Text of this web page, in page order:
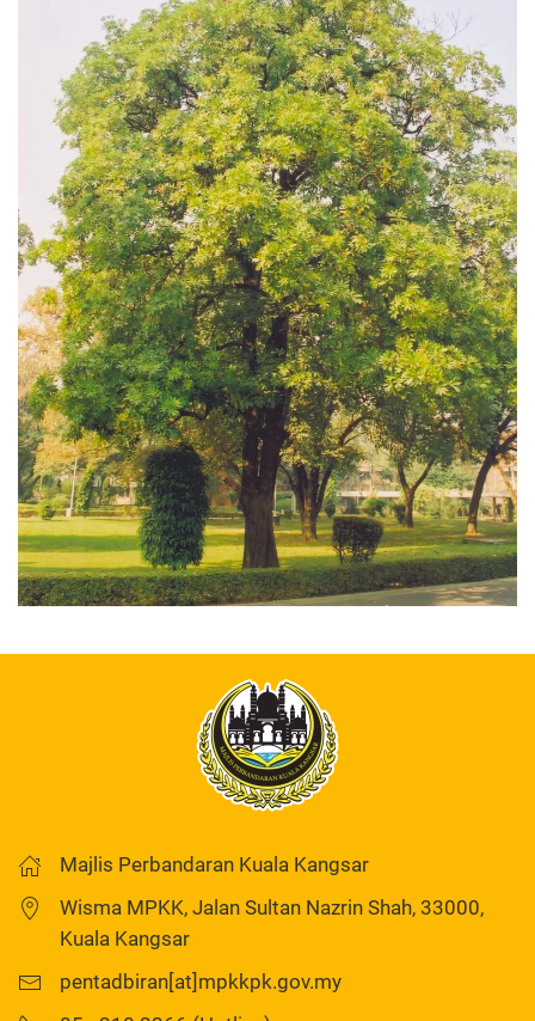
Majlis Perbandaran Kuala Kangsar
Wisma MPKK, Jalan Sultan Nazrin Shah, 33000,
Kuala Kangsar
pentadbiran[at]mpkkpk.gov.my